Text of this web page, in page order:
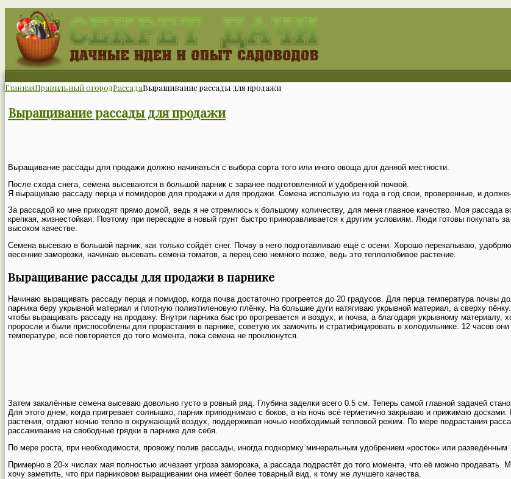
ГлавнаяПравильный огородРассадаВыращивание рассады для продажи
Выращивание рассады для продажи
Выращивание рассады для продажи должно начинаться с выбора сорта того или иного овоща для данной местности.
После схода снега, семена высеваются в большой парник с заранее подготовленной и удобренной почвой.
Я выращиваю рассаду перца и помидоров для продажи и для продажи. Семена использую из года в год свои, проверенные, и
За рассадой ко мне приходят прямо домой, ведь я не стремлюсь к большому количеству, для меня главное качество. Моя рассада
крепкая, жизнестойкая. Поэтому при пересадке в новый грунт быстро приноравливается к другим условиям. Люди готовы покупать
высоком качестве.
Семена высеваю в большой парник, как только сойдёт снег. Почву в него подготавливаю ещё с осени. Хорошо перекапываю,
весенние заморозки, начинаю высевать семена томатов, а перец сею немного позже, ведь это теплолюбивое растение.
Выращивание рассады для продажи в парнике
Начинаю выращивать рассаду перца и помидор, когда почва достаточно прогреется до 20 градусов. Для перца температура почвы
парника беру укрывной материал и плотную полиэтиленовую плёнку. На большие дуги натягиваю укрывной материал, а сверху
чтобы выращивать рассаду на продажу. Внутри парника быстро прогревается и воздух, и почва, а благодаря укрывному
проросли и были приспособлены для прорастания в парнике, советую их замочить и стратифицировать в холодильнике. 12 часов
температуре, всё повторяется до того момента, пока семена не проклюнутся.
Затем закалённые семена высеваю довольно густо в ровный ряд. Глубина заделки всего 0.5 см. Теперь самой главной задачей
Для этого днем, когда пригревает солнышко, парник приподнимаю с боков, а на ночь всё герметично закрываю и прижимаю
растения, отдают ночью тепло в окружающий воздух, поддерживая ночью необходимый тепловой режим. По мере подрастания
рассаживание на свободные грядки в парнике для себя.
По мере роста, при необходимости, провожу полив рассады, иногда подкормку минеральным удобрением «росток» или разведённым
Примерно в 20-х числах мая полностью исчезает угроза заморозка, а рассада подрастёт до того момента, что её можно
хочу заметить, что при парниковом выращивании она имеет более товарный вид, к тому же лучшего качества.